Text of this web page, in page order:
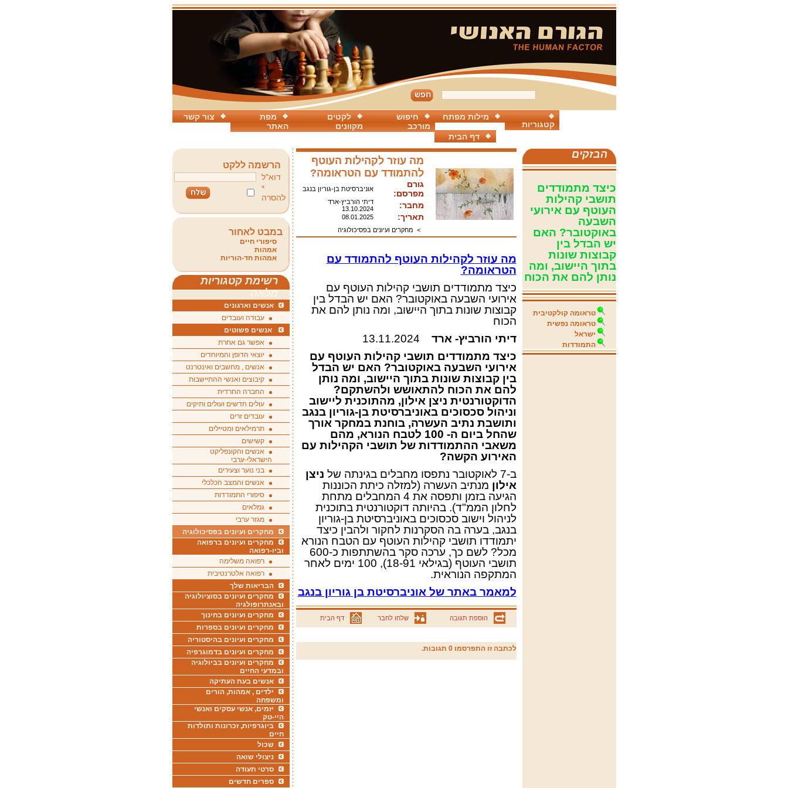
צור קשר
מפת
האתר
לקטים
מקוונים
חיפוש
מורכב
מילות מפתח
קטגוריות
דף הבית
הבזקים
כיצד מתמודדים
תושבי קהילות
העוטף עם אירועי
השבעה
באוקטובר? האם
יש הבדל בין
קבוצות שונות
בתוך היישוב, ומה
נותן להם את הכוח
טראומה קולקטיבית
טראומה נפשית
ישראל
התמודדות
מה עוזר לקהילות העוטף
להתמודד עם הטראומה?
גורם
מפרסם:
אוניברסיטת בן-גוריון בנגב
מחבר:
דיתי הורביץ-ארד
13.10.2024
תאריך:
08.01.2025
> מחקרים ועיונים בפסיכולוגיה
מה עוזר לקהילות העוטף להתמודד עם
הטראומה?
כיצד מתמודדים תושבי קהילות העוטף עם
אירועי השבעה באוקטובר? האם יש הבדל בין
קבוצות שונות בתוך היישוב, ומה נותן להם את
הכוח
דיתי הורביץ- ארד 13.11.2024
כיצד מתמודדים תושבי קהילות העוטף עם
אירועי השבעה באוקטובר? האם יש הבדל
בין קבוצות שונות בתוך היישוב, ומה נותן
להם את הכוח להתאושש ולהשתקם?
הדוקטורנטית ניצן אילון, מהתוכנית ליישוב
וניהול סכסוכים באוניברסיטת בן-גוריון בנגב
ותושבת נתיב העשרה, בוחנת במחקר אורך
שהחל ביום ה- 100 לטבח הנורא, מהם
משאבי ההתמודדות של תושבי הקהילות עם
האירוע הקשה?
ב-7 לאוקטובר נתפסו מחבלים בגינתה של
ניצן
אילון מנתיב העשרה (למזלה כיתת הכוננות
הגיעה בזמן ותפסה את 4 המחבלים מתחת
לחלון הממ"ד). בהיותה דוקטורנטית בתוכנית
לניהול וישוב סכסוכים באוניברסיטת בן-גוריון
בנגב, בערה בה הסקרנות לחקור ולהבין כיצד
יתמודדו תושבי קהילות העוטף עם הטבח הנורא
מכל? לשם כך, ערכה סקר בהשתתפות כ-600
תושבי העוטף (בגילאי 18-91), 100 ימים לאחר
המתקפה הנוראית.
למאמר באתר של אוניברסיטת בן גוריון בנגב
הוספת תגובה שלחו לחבר דף הבית
לכתבה זו התפרסמו 0 תגובות.
הרשמה ללקט
דוא"ל
*
להסרה
במבט לאחור
סיפורי חיים
אמהות
אמהות חד-הוריות
רשימת קטגוריות
מלאה
אנשים וארגונים
עבודה ועובדים
אנשים פשוטים
אפשר גם אחרת
יוצאי הדופן והמיוחדים
אנשים , מחשבים ואינטרנט
קיבוצים ואנשי ההתיישבות
החברה החרדית
עולים חדשים ועולים ותיקים
עובדים זרים
תרמילאים ומטיילים
קשישים
אנשים והקונפליקט
הישראלי-ערבי
בני נוער וצעירים
אנשים והמצב הכלכלי
סיפורי התמודדות
גמלאים
מגזר ערבי
מחקרים ועיונים בפסיכולוגיה
מחקרים ועיונים ברפואה
וביו-רפואה
רפואה משלימה
רפואה אלטרנטיבית
הבריאות שלך
מחקרים ועיונים בסוציולוגיה
ובאנתרופולגיה
מחקרים ועיונים בחינוך
מחקרים ועיונים בספרות
מחקרים ועיונים בהיסטוריה
מחקרים ועיונים בדמוגרפיה
מחקרים ועיונים בביולוגיה
ובמדעי החיים
אנשים בעת העתיקה
ילדים , אמהות, הורים
ומשפחה
יזמים, אנשי עסקים ואנשי
היי-טק
ביוגרפיות, זכרונות ותולדות
חיים
שכול
ניצולי שואה
סרטי תעודה
ספרים חדשים